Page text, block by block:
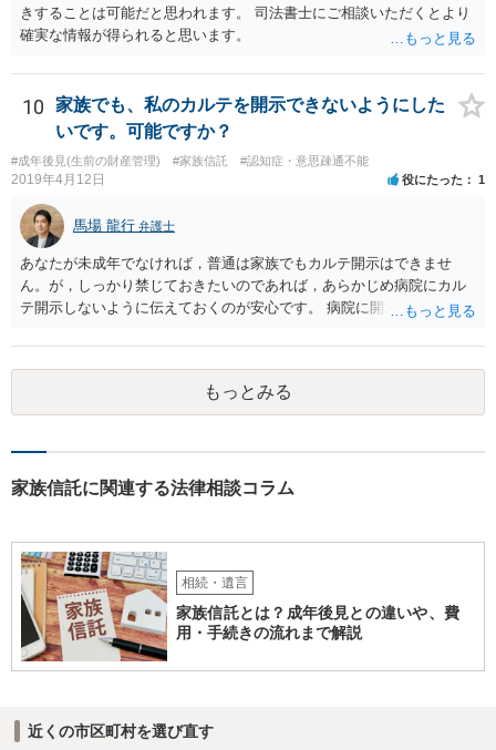
きすることは可能だと思われます。 司法書士にご相談いただくとより
確実な情報が得られると思います。
10
家族でも、私のカルテを開示できないようにした
いです。可能ですか？
#成年後見(生前の財産管理) #家族信託 #認知症・意思疎通不能
2019年4月12日 役にたった 1
馬場 龍行 弁護士
あなたが未成年でなければ，普通は家族でもカルテ開示はできませ
ん。が，しっかり禁じておきたいのであれば，あらかじめ病院にカル
テ開示しないように伝えておくのが安心です。 病院に開示しないよう
可能性は低いのでコストパフォーマンスとしてはどうかなという感じ
がします。
もっとみる
家族信託に関連する法律相談コラム
相続・遺言
家族信託とは？成年後見との違いや、費
用・手続きの流れまで解説
近くの市区町村を選び直す